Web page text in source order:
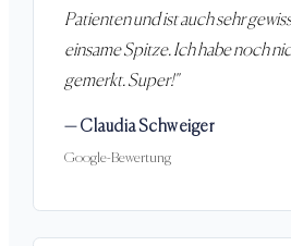
Patienten und ist auch sehr
einsame Spitze. Ich habe noch
gemerkt. Super!"
— Claudia Schweiger
Google-Bewertung